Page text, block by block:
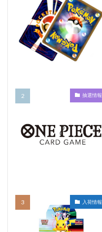
抽選情報
入荷情報